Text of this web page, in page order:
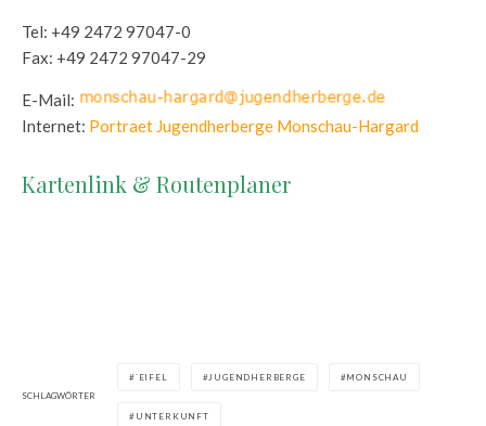
Tel: +49 2472 97047-0
Fax: +49 2472 97047-29
E-Mail:
Internet: Portraet Jugendherberge Monschau-Hargard
Kartenlink & Routenplaner
SCHLAGWÖRTER
`EIFEL JUGENDHERBERGE MONSCHAU
UNTERKUNFT